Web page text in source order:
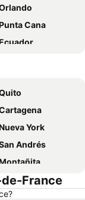
Cana
York
Andrés
France